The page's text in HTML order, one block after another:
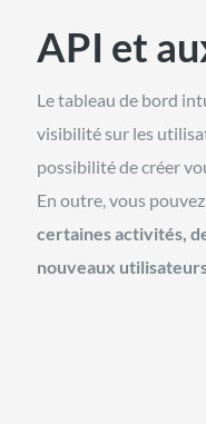
API et
Le tableau de bord
visibilité sur les
possibilité de créer
En outre, vous
certaines activités,
nouveaux